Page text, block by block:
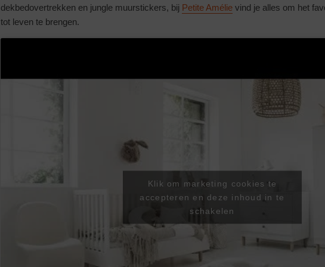
dekbedovertrekken en jungle muurstickers, bij Petite Amélie vind je alles om het
tot leven te brengen.
Klik om marketing cookies te
accepteren en deze inhoud in te
schakelen